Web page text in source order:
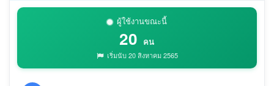
ผู้ใช้งานขณะนี้
20 คน
เริ่มนับ 20 สิงหาคม 2565